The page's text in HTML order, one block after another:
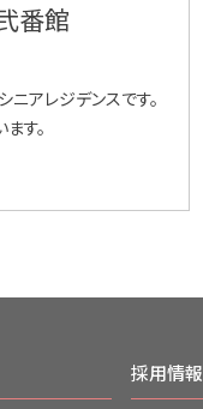
番館
アレジデンスです。
す。
採用情報